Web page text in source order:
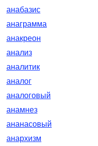
анабазис
анаграмма
анакреон
анализ
аналитик
аналог
аналоговый
анамнез
ананасовый
анархизм